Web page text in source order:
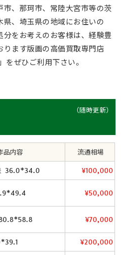
、那珂市、常陸大宮市等の茨
、埼玉県の地域にお住いの
をお考えのお客様は、経験豊
ます版画の高価買取専門店
をぜひご利用下さい。
（随時更新）
品内容 流通相場
36.0*34.0 ¥100,000
¥50,000
¥70,000
¥200,000